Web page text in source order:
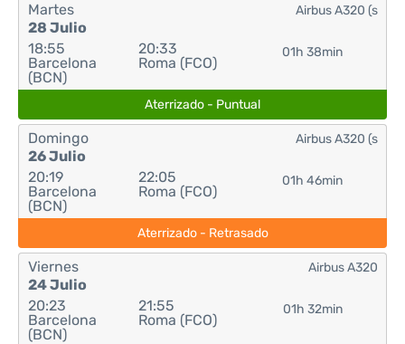
Martes
28 Julio
18:55
Barcelona
(BCN)
20:33
Roma (FCO)
01h 38min
Airbus A320 (s
Aterrizado - Puntual
Domingo
26 Julio
20:19
Barcelona
(BCN)
22:05
Roma (FCO)
01h 46min
Airbus A320 (s
Aterrizado - Retrasado
Viernes
24 Julio
20:23
Barcelona
(BCN)
21:55
Roma (FCO)
01h 32min
Airbus A320